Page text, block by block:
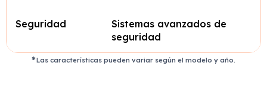
Seguridad
Sistemas avanzados de
seguridad
Las características pueden variar según el modelo y año.